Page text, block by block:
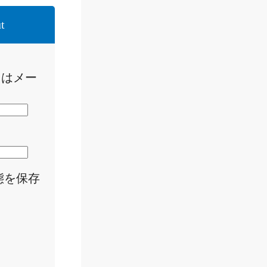
メー
を保存